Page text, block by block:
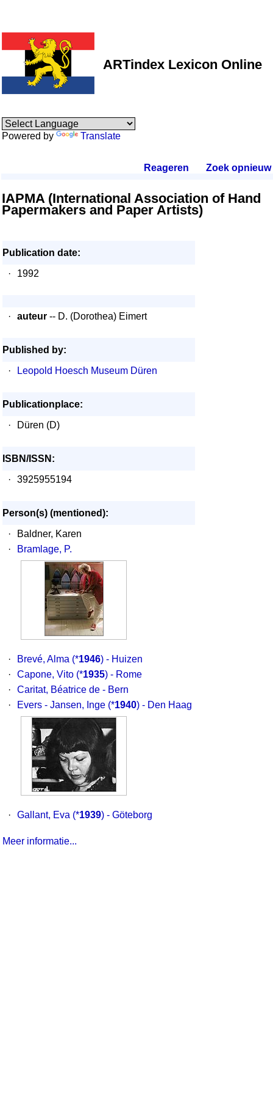
ARTindex Lexicon Online
Powered by Translate
Reageren Zoek opnieuw.
IAPMA (International Association of Hand
Papermakers and Paper Artists)
Publication date:
·
1992
· auteur -- D. (Dorothea) Eimert
Published by:
·
Leopold Hoesch Museum Düren
Publicationplace:
·
Düren (D)
ISBN/ISSN:
·
3925955194
Person(s) (mentioned):
·
Baldner, Karen
·
Bramlage, P.
· Brevé, Alma (*1946) - Huizen
·
Capone, Vito (*1935) - Rome
·
Caritat, Béatrice de - Bern
·
Evers - Jansen, Inge (*1940) - Den Haag
· Gallant, Eva (*1939) - Göteborg
Meer informatie...